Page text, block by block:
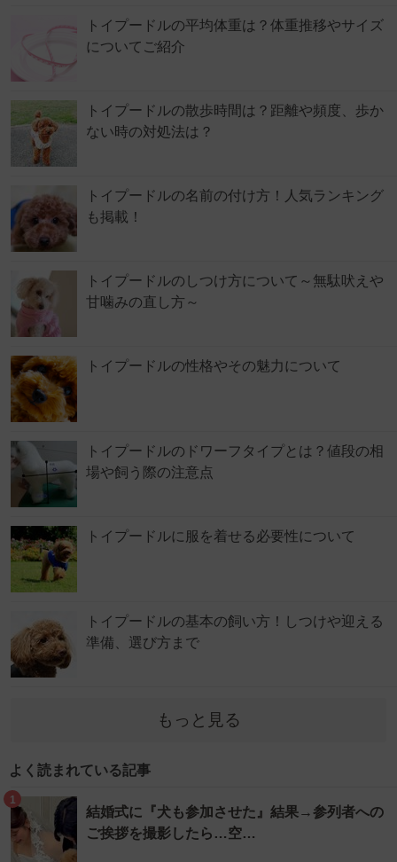
トイプードルの平均体重は？体重推移やサイズ
についてご紹介
トイプードルの散歩時間は？距離や頻度、歩か
ない時の対処法は？
トイプードルの名前の付け方！人気ランキング
も掲載！
トイプードルのしつけ方について～無駄吠えや
甘噛みの直し方～
トイプードルの性格やその魅力について
トイプードルのドワーフタイプとは？値段の相
場や飼う際の注意点
トイプードルに服を着せる必要性について
トイプードルの基本の飼い方！しつけや迎える
準備、選び方まで
もっと見る
よく読まれている記事
1
結婚式に『犬も参加させた』結果→参列者への
ご挨拶を撮影したら…空…